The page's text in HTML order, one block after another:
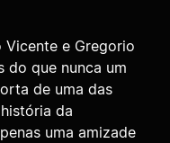
Vicente e Gregorio
do que nunca um
de uma das
da
uma amizade